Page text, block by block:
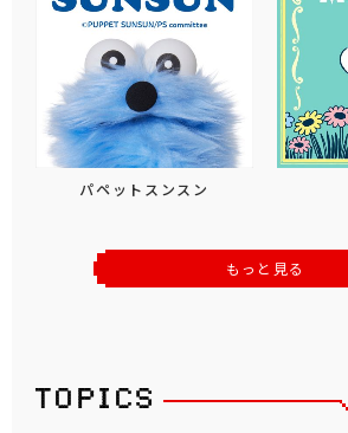
パペットスンスン
もっと見る